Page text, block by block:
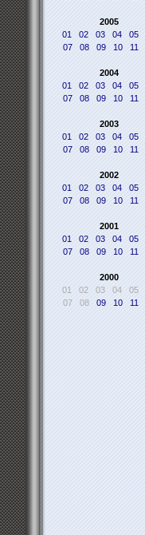
2005
01
02 03 04 05
07
08 09 10 11
2004
01
02 03 04 05
07
08 09 10 11
2003
01
02 03 04 05
07
08 09 10 11
2002
01
02 03 04 05
07
08 09 10 11
2001
01
02 03 04 05
07
08 09 10 11
2000
01
02 03 04 05
07
08 09 10 11